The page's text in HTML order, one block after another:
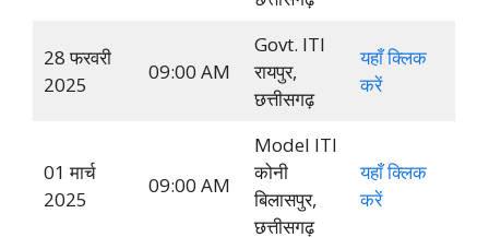
28 फरवरी
2025
09:00 AM
Govt. ITI
रायपुर,
छत्तीसगढ़
यहाँ क्लिक
करें
01 मार्च
2025
09:00 AM
Model ITI
कोनी
बिलासपुर,
छत्तीसगढ़
यहाँ क्लिक
करें